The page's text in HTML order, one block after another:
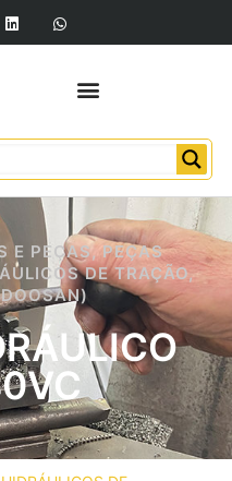
E PEÇAS,PEÇAS
DE TRAÇÃO,